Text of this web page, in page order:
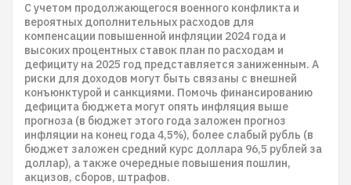
С учетом продолжающегося военного конфликта и
вероятных дополнительных расходов для
компенсации повышенной инфляции 2024 года и
высоких процентных ставок план по расходам и
дефициту на 2025 год представляется заниженным. А
риски для доходов могут быть связаны с внешней
конъюнктурой и санкциями. Помочь финансированию
дефицита бюджета могут опять инфляция выше
прогноза (в бюджет этого года заложен прогноз
инфляции на конец года 4,5%), более слабый рубль (в
бюджет заложен средний курс доллара 96,5 рублей за
доллар), а также очередные повышения пошлин,
акцизов, сборов, штрафов.